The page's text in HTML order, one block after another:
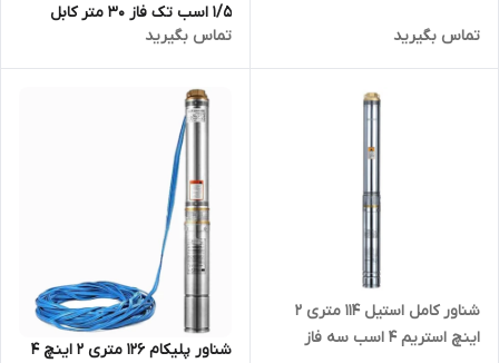
تنه ۴ اینچ 3 فاز
تماس بگیرید
1/5 اسب تک فاز 30 متر کابل
الکترو پمپ شناور استیل قلمی
کامل تنه باریک مدادی کابل بلند
تماس بگیرید
شناور کامل استیل 114 متری 2
اینچ استریم 4 اسب سه فاز
شناور پلیکام 126 متری 2 اینچ 4